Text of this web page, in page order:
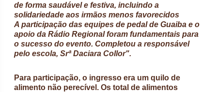
de forma saudável e festiva, incluindo a
solidariedade aos irmãos menos favorecidos
A participação das equipes de pedal de Guaiba e o
apoio da Rádio Regional foram fundamentais para
o sucesso do evento. Completou a responsável
pelo escola, Srª Daciara Collor".
Para participação, o ingresso era um quilo de
alimento não perecível. Os total de alimentos